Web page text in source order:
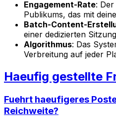
Engagement-Rate:
Publikums, das mit
Batch-Content-
einer dedizierten
Algorithmus: Das
Verbreitung auf jeder
Haeufig gestellte
Fuehrt haeufigeres
Reichweite?